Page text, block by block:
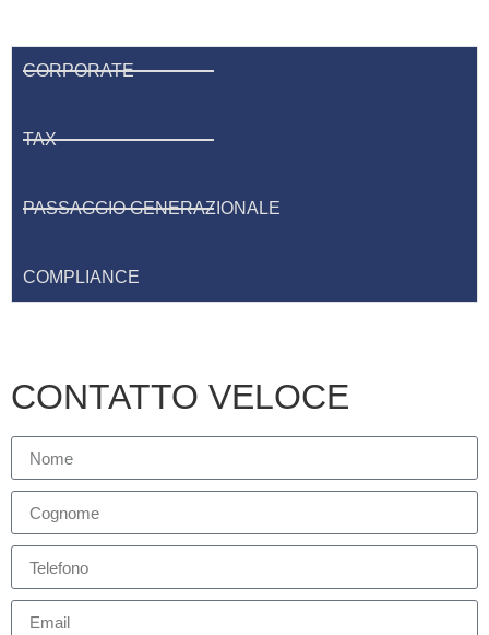
CORPORATE
TAX
PASSAGGIO GENERAZIONALE
COMPLIANCE
CONTATTO VELOCE